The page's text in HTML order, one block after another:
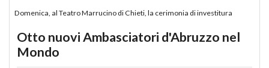
Domenica, al Teatro Marrucino di Chieti, la cerimonia di investitura
Otto nuovi Ambasciatori d'Abruzzo nel
Mondo